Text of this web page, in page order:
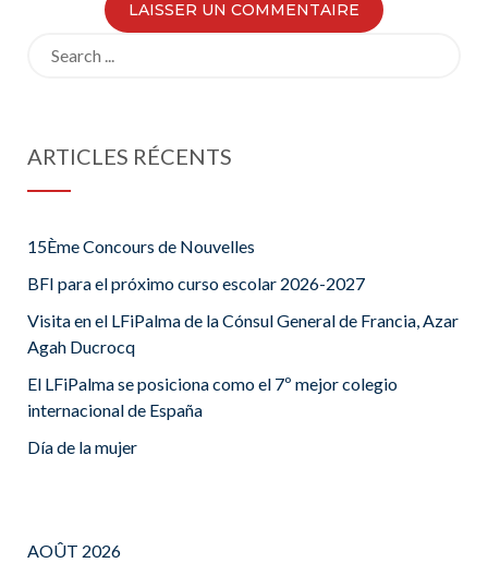
ARTICLES RÉCENTS
15Ème Concours de Nouvelles
BFI para el próximo curso escolar 2026-2027
Visita en el LFiPalma de la Cónsul General de Francia, Azar
Agah Ducrocq
El LFiPalma se posiciona como el 7º mejor colegio
internacional de España
Día de la mujer
AOÛT 2026